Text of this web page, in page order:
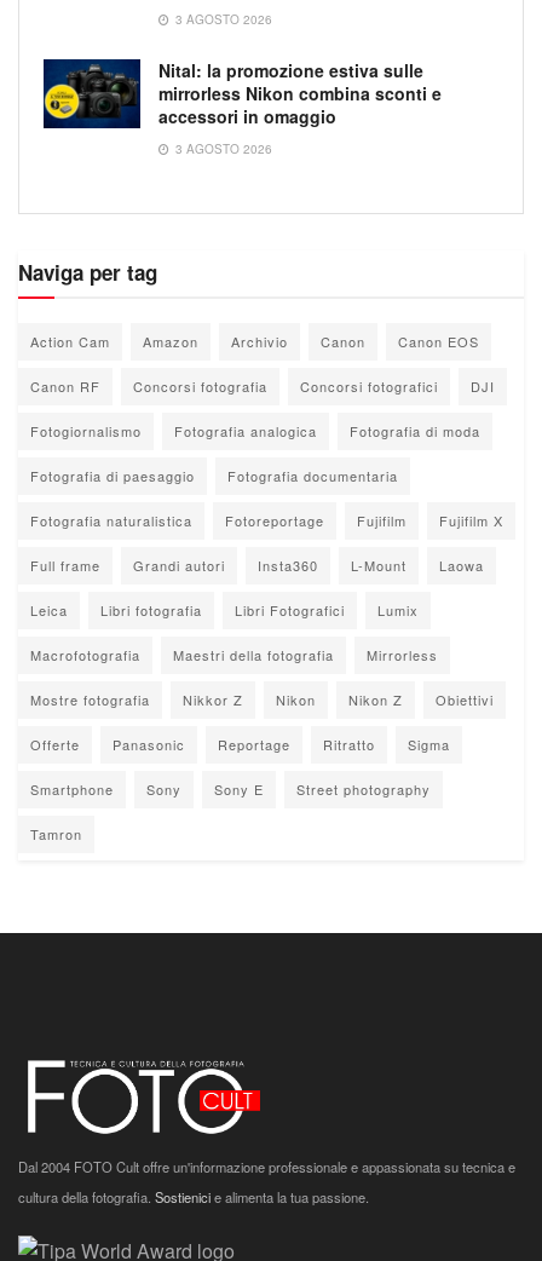
3 AGOSTO 2026
Nital: la promozione estiva sulle
mirrorless Nikon combina sconti e
accessori in omaggio
3 AGOSTO 2026
Naviga per tag
Action Cam Amazon Archivio Canon Canon EOS
Canon RF Concorsi fotografia Concorsi fotografici DJI
Fotogiornalismo Fotografia analogica Fotografia di moda
Fotografia di paesaggio Fotografia documentaria
Fotografia naturalistica Fotoreportage Fujifilm Fujifilm X
Full frame Grandi autori Insta360 L-Mount Laowa
Leica Libri fotografia Libri Fotografici Lumix
Macrofotografia Maestri della fotografia Mirrorless
Mostre fotografia Nikkor Z Nikon Nikon Z Obiettivi
Offerte Panasonic Reportage Ritratto Sigma
Smartphone Sony Sony E Street photography
Tamron
Dal 2004 FOTO Cult offre un'informazione professionale e appassionata su tecnica e
cultura della fotografia. Sostienicie alimenta la tua passione.